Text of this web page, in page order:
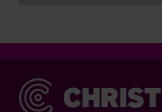
Christie & Co